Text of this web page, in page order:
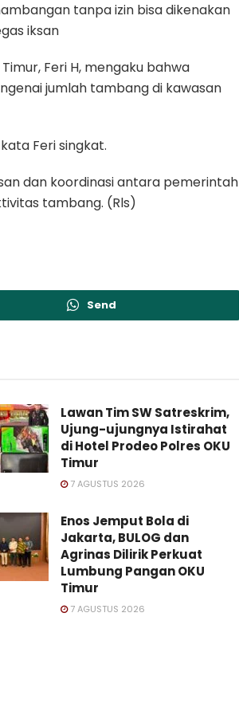
tanpa izin bisa dikenakan
iksan
Feri H, mengaku bahwa
jumlah tambang di kawasan
Feri singkat.
dan koordinasi antara pemerintah
tambang. (Rls)
Send
Lawan Tim SW Satreskrim,
Ujung-ujungnya Istirahat
di Hotel Prodeo Polres OKU
Timur
7 AGUSTUS 2026
Enos Jemput Bola di
Jakarta, BULOG dan
Agrinas Dilirik Perkuat
Lumbung Pangan OKU
Timur
7 AGUSTUS 2026